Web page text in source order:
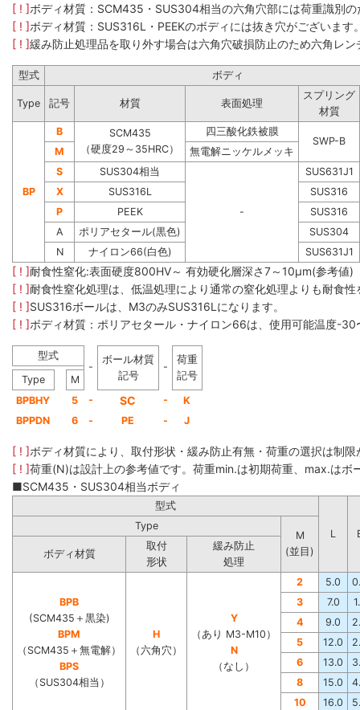
[ ! ]ボディ材質：SCM435​・SUS304​相当の六角穴部には荷重識別
[ ! ]ボディ材質：SUS316L・PEEKのボディには抜き穴がございます
[ ! ]緩み防止処理品を取り外す場合は六角穴破損防止のため六角レ
型式 ボディ
Type 記号 材質 表面処理
スプリング
材質
BP
B
SCM435
（硬度29～35HRC）
四三酸化鉄被膜
SWP-B
M
無電解ニッケルメッキ
S
SUS304相当
-
SUS631J1
X
SUS316L
SUS316
P
PEEK
SUS316
A
ポリアセタール(黒色)
SUS304
N
ナイロン66(白色) SUS631J1
[ ! ]耐食性窒化:表面硬度800HV～ 有効硬化層深さ7～10μm(参考値)
[ ! ]耐食性窒化処理は、低温処理により通常の窒化処理よりも耐食
[ ! ]SUS316ボールは、M3のみSUS316Lになります。
[ ! ]ボディ材質：ポリアセタール・ナイロン66は、使用可能温度-
型式
-
ボール材質
記号
-
荷重
記号
Type
M
BPBHY
5 - SC -
K
BPPDN
6 - PE - J
[ ! ]ボディ材質により、取付形状・緩み防止有無・荷重の選択は制
[ ! ]荷重(N)は設計上の参考値です。荷重min.は初期荷重、max.は
■SCM435・SUS304相当ボディ
型式
L
Type
M
(並目)
ボディ材質
取付
形状
緩み防止
処理
BPB
(SCM435＋黒染)
BPM
（SCM435＋無電解）
BPS
（SUS304相当）
H
（六角穴）
Y
（あり M3-M10）
N
（なし）
2 5.0
3
7.0
4
9.0
5
12.0
6
13.0
8
15.0
10
16.0